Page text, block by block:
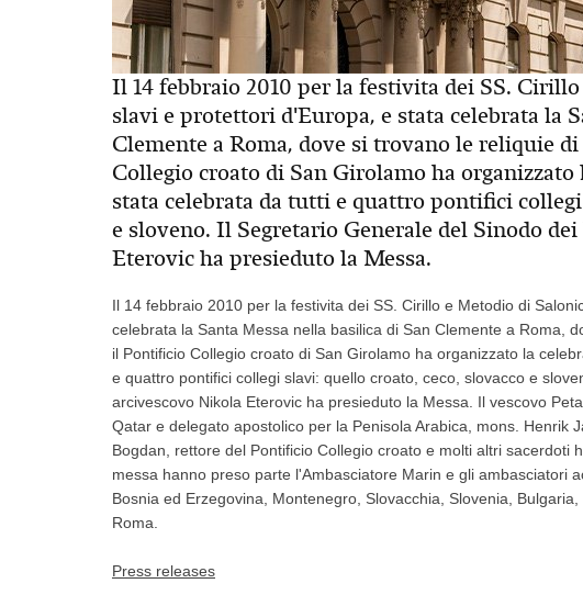
Il 14 febbraio 2010 per la festivita dei SS.
slavi e protettori d'Europa, e stata celebrata la
Clemente a Roma, dove si trovano le reliquie
Collegio croato di San Girolamo ha organizzato
stata celebrata da tutti e quattro pontifici
e sloveno. Il Segretario Generale del Sinodo
Eterovic ha presieduto la Messa.
Il 14 febbraio 2010 per la festivita dei SS. Cirillo e Metodio di
celebrata la Santa Messa nella basilica di San Clemente a Roma,
il Pontificio Collegio croato di San Girolamo ha organizzato la
e quattro pontifici collegi slavi: quello croato, ceco, slovacco e
arcivescovo Nikola Eterovic ha presieduto la Messa. Il vescovo
Qatar e delegato apostolico per la Penisola Arabica, mons. Henrik
Bogdan, rettore del Pontificio Collegio croato e molti altri sacerdoti
messa hanno preso parte l'Ambasciatore Marin e gli ambasciatori
Bosnia ed Erzegovina, Montenegro, Slovacchia, Slovenia,
Roma.
Press releases